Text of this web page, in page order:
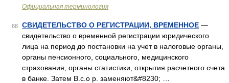
Официальная терминология
68 СВИДЕТЕЛЬСТВО О РЕГИСТРАЦИИ, ВРЕМЕННОЕ —
свидетельство о временной регистрации юридического
лица на период до постановки на учет в налоговые органы,
органы пенсионного, социального, медицинского
страхования, органы статистики, открытия расчетного счета
в банке. Затем В.с.о р. заменяют&#8230; …